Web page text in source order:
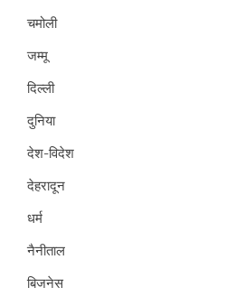
चमोली
जम्मू
दिल्ली
दुनिया
देश-विदेश
देहरादून
धर्म
नैनीताल
बिजनेस